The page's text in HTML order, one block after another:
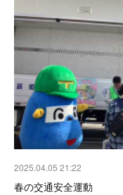
2025.04.05 21:22
春の交通安全運動